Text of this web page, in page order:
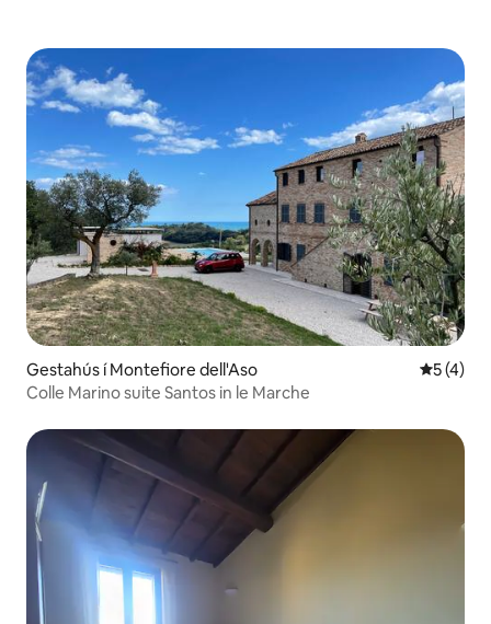
Gestahús í Montefiore dell'Aso 5 af 5 í
5 (4)
Colle Marino suite Santos in le Marche